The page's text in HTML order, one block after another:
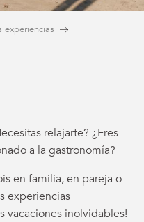
experiencias
relajarte? ¿Eres
a la gastronomía?
en familia, en pareja o
experiencias
vacaciones inolvidables!